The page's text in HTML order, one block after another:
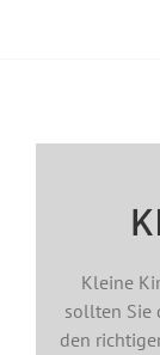
Kleine
sollten Sie
den